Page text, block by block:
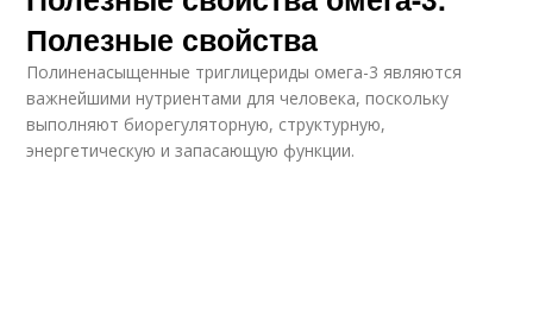
Полезные свойства
Полиненасыщенные триглицериды омега-3 являются
важнейшими нутриентами для человека, поскольку
выполняют биорегуляторную, структурную,
энергетическую и запасающую функции.